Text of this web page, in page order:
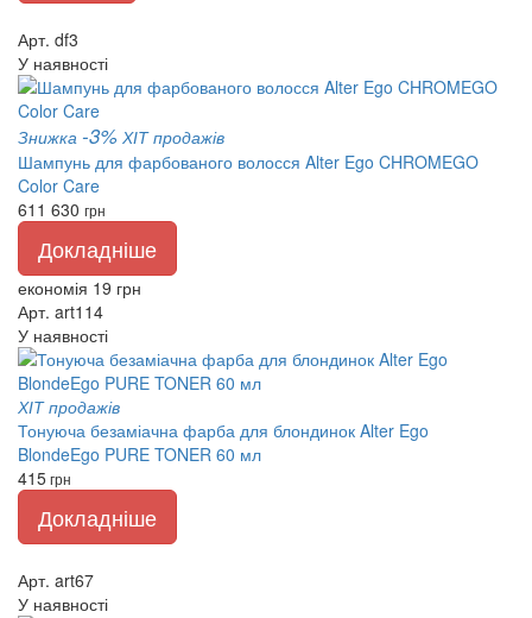
Арт. df3
У наявності
Знижка -3% ХІТ продажів
Шампунь для фарбованого волосся Alter Ego CHROMEGO
Color Care
611 630 грн
Докладніше
економія 19 грн
Арт. art114
У наявності
ХІТ продажів
Тонуюча безаміачна фарба для блондинок Alter Ego
BlondeEgo PURE TONER 60 мл
415грн
Докладніше
Арт. art67
У наявності